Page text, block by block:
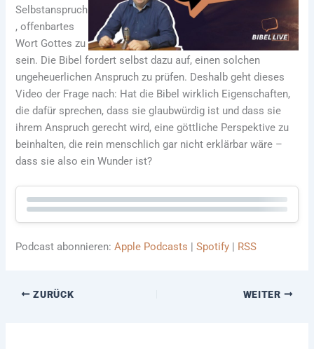
Selbstanspruch
, offenbartes
Wort Gottes zu
sein. Die Bibel fordert selbst dazu auf, einen solchen
ungeheuerlichen Anspruch zu prüfen. Deshalb geht dieses
Video der Frage nach: Hat die Bibel wirklich Eigenschaften,
die dafür sprechen, dass sie glaubwürdig ist und dass sie
ihrem Anspruch gerecht wird, eine göttliche Perspektive zu
beinhalten, die rein menschlich gar nicht erklärbar wäre –
dass sie also ein Wunder ist?
Podcast abonnieren:Apple Podcasts |Spotify | RSS
ZURÜCK WEITER